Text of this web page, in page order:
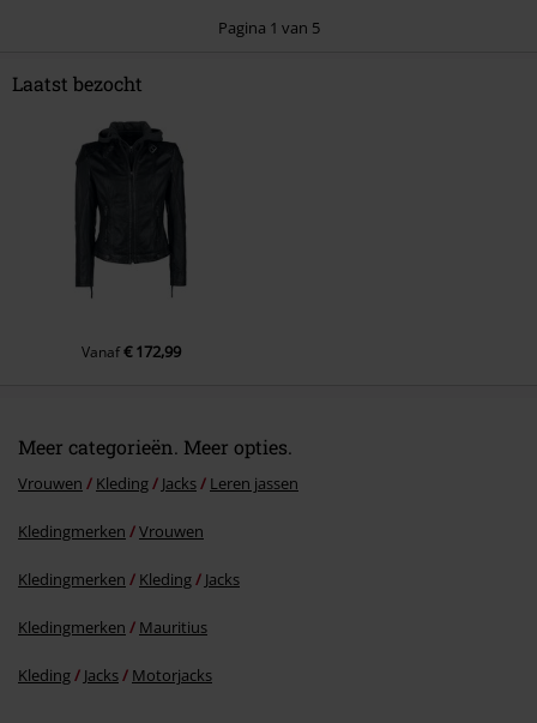
Commentaar versturen
Pagina 1 van 5
Laatst bezocht
Vanaf€ 172,99
Meer categorieën. Meer opties.
Vrouwen Kleding Jacks Leren jassen
Kledingmerken Vrouwen
Kledingmerken Kleding Jacks
Kledingmerken Mauritius
Kleding Jacks Motorjacks